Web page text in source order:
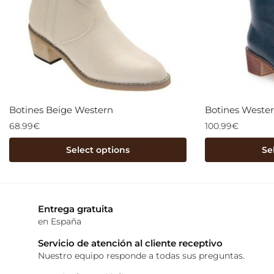
Botines Beige Western
68.99€
Select options
Botines
100.99€
Entrega gratuita
en España
Servicio de atención al cliente receptivo
Nuestro equipo responde a todas sus preguntas.